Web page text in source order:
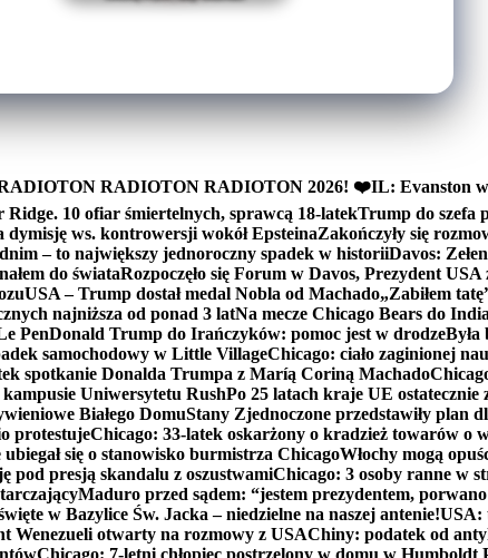
RADIOTON RADIOTON 2026! ❤️IL: Evanston
10 ofiar śmiertelnych, sprawcą 18-latekTrump do szefa
ws. kontrowersji wokół EpsteinaZakończyły się
– to największy jednoroczny spadek w historiiDavos:
do świataRozpoczęło się Forum w Davos, Prezydent
USA – Trump dostał medal Nobla od Machado„Zabiłem
najniższa od ponad 3 latNa mecze Chicago Bears do
PenDonald Trump do Irańczyków: pomoc jest w drodze
samochodowy w Little VillageChicago: ciało zaginionej
spotkanie Donalda Trumpa z Maríą Coriną Machado
Uniwersytetu RushPo 25 latach kraje UE ostatecznie
Białego DomuStany Zjednoczone przedstawiły plan
protestujeChicago: 33-latek oskarżony o kradzież towarów o
się o stanowisko burmistrza ChicagoWłochy mogą
pod presją skandalu z oszustwamiChicago: 3 osoby ranne w
Maduro przed sądem: “jestem prezydentem,
w Bazylice Św. Jacka – niedzielne na naszej antenie!USA:
Wenezueli otwarty na rozmowy z USAChiny: podatek od
Chicago: 7-letni chłopiec postrzelony w domu w Humboldt